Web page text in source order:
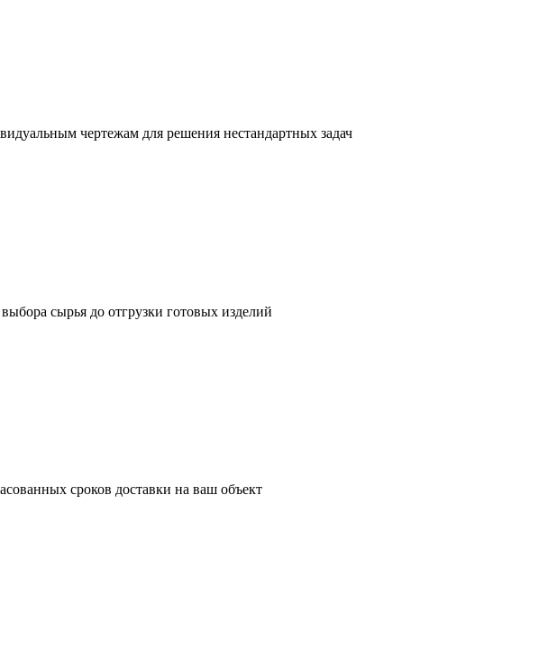
чертежам для решения нестандартных задач
сырья до отгрузки готовых изделий
сроков доставки на ваш объект